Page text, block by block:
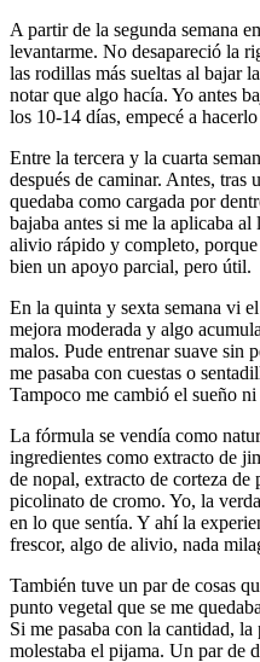
A partir de la segunda semana
levantarme. No desapareció la
las rodillas más sueltas al bajar
notar que algo hacía. Yo antes
los 10-14 días, empecé a
Entre la tercera y la cuarta
después de caminar. Antes, tras
quedaba como cargada por
bajaba antes si me la aplicaba
alivio rápido y completo,
bien un apoyo parcial, pero útil.
En la quinta y sexta semana vi
mejora moderada y algo
malos. Pude entrenar suave sin
me pasaba con cuestas o
Tampoco me cambió el sueño
La fórmula se vendía como
ingredientes como extracto de
de nopal, extracto de corteza
picolinato de cromo. Yo, la
en lo que sentía. Y ahí la
frescor, algo de alivio, nada
También tuve un par de cosas
punto vegetal que se me
Si me pasaba con la cantidad,
molestaba el pijama. Un par de